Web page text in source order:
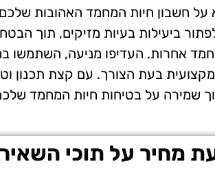
על חשבון חיות המחמד האהובות
ביעילות בעיות מזיקים, תוך
אחרות. העדיפו מניעה, השתמשו
בעת הצורך. עם קצת תכנון
שמירה על בטיחות חיות המחמד
מחיר על תוכי